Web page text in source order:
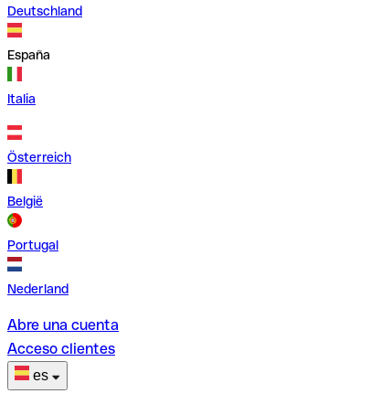
Deutschland
España
Italia
Österreich
België
Portugal
Nederland
Abre una cuenta
Acceso clientes
es